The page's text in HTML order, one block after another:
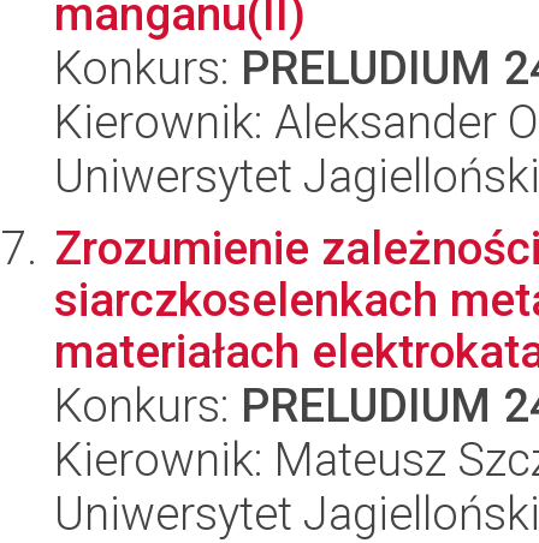
manganu(II)
Konkurs: PRELUDIUM
Kierownik: Aleksander
Uniwersytet Jagielloński
Zrozumienie
siarczkoselenkach
materiałach
Konkurs: PRELUDIUM
Kierownik: Mateusz
Uniwersytet Jagielloński